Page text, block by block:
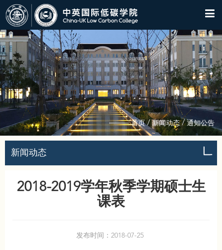
首页/新闻动态/ 通知公告
新闻动态
2018-2019学年秋季学期硕士生
课表
发布时间：2018-07-25